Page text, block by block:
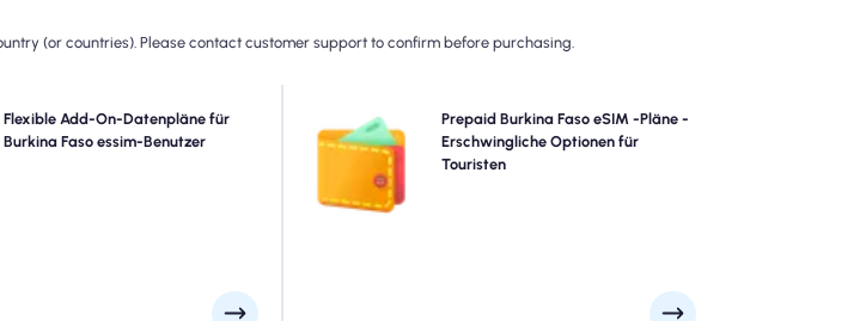
(or countries). Please contact customer support to confirm before purchasing.
Flexible Add-On-Datenpläne für
Burkina Faso essim-Benutzer
Daten oder erweitern Sie Ihren Plan?
ein Add-On zu Ihrem Burkina Faso
nahtlose 5G/4G-Konnektivität zu
Ihr Anfangsplan abläuft, aktiviert Ihr
dass Sie ohne Unterbrechung
Prepaid Burkina Faso eSIM -Pläne -
Erschwingliche Optionen für
Touristen
Wählen Sie unsere Prepaid Burkina Faso eSIM-Pläne für
problemlose 4G/5G-Konnektivität über. Bezahlen Sie im
Voraus, um Überraschungen nach dem Reisen zu
vermeiden und die vollständige Kontrolle über Ihre
Datennutzung und Ihre Kosten beizubehalten.